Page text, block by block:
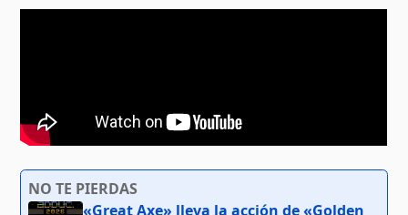
NO TE PIERDAS
«Great Axe» lleva la acción de «Golden